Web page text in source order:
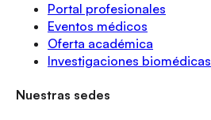
Portal profesionales
Eventos médicos
Oferta académica
Investigaciones biomédicas
Nuestras sedes